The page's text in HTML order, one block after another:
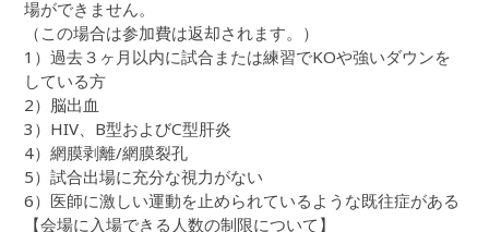
場ができません。
（この場合は参加費は返却されます。）
1）過去３ヶ月以内に試合または練習でKOや強いダウンを
している方
2）脳出血
3）HIV、B型およびC型肝炎
4）網膜剥離/網膜裂孔
5）試合出場に充分な視力がない
6）医師に激しい運動を止められているような既往症がある
【会場に入場できる人数の制限について】